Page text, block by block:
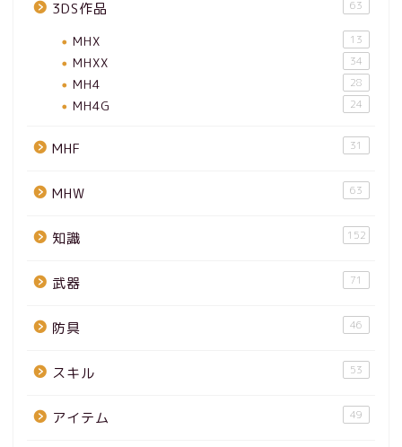
3DS作品 63
MHX 13
MHXX 34
MH4 28
MH4G 24
MHF 31
MHW 63
知識 152
武器 71
防具 46
スキル 53
アイテム 49